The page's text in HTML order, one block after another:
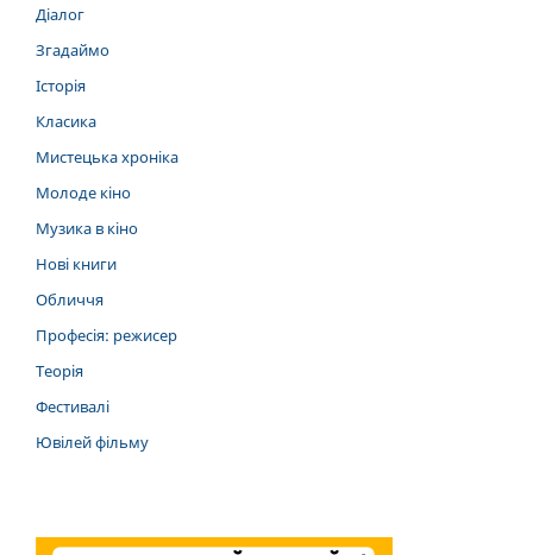
Діалог
Згадаймо
Історія
Класика
Мистецька хроніка
Молоде кіно
Музика в кіно
Нові книги
Обличчя
Професія: режисер
Теорія
Фестивалі
Ювілей фільму